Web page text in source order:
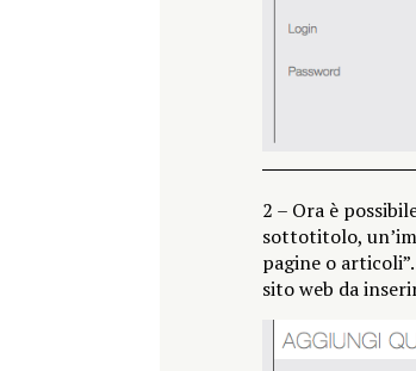
2 – Ora è
sottotitolo,
pagine o
sito web da